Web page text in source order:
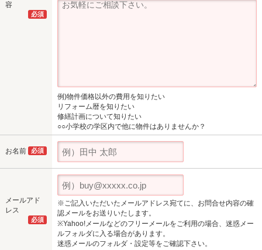
容
必須
例)物件価格以外の費用を知りたい
リフォーム暦を知りたい
修繕計画について知りたい
○○小学校の学区内で他に物件はありませんか？
お名前 必須
メールアド
レス
必須
※ご記入いただいたメールアドレス宛てに、お問合せ内容の確
認メールをお送りいたします。
※Yahoo!メールなどのフリーメールをご利用の場合、迷惑メー
ルフォルダに入る場合があります。
迷惑メールのフォルダ・設定等をご確認下さい。